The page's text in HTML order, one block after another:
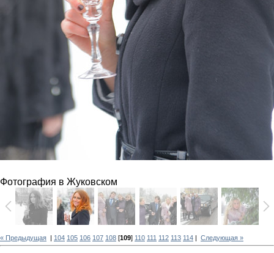
Фотография в Жуковском
« Предыдущая 104 105 106 107 108 [109] 110 111 112 113 114 Следующая »